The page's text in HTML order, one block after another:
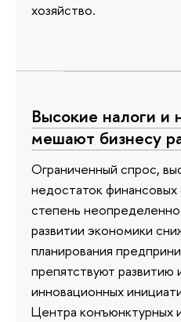
хозяйство.
Высокие налоги и
мешают бизнесу
Ограниченный спрос,
недостаток финансовых
степень
развитии экономики
планирования
препятствуют развитию
инновационных
Центра конъюнктурных